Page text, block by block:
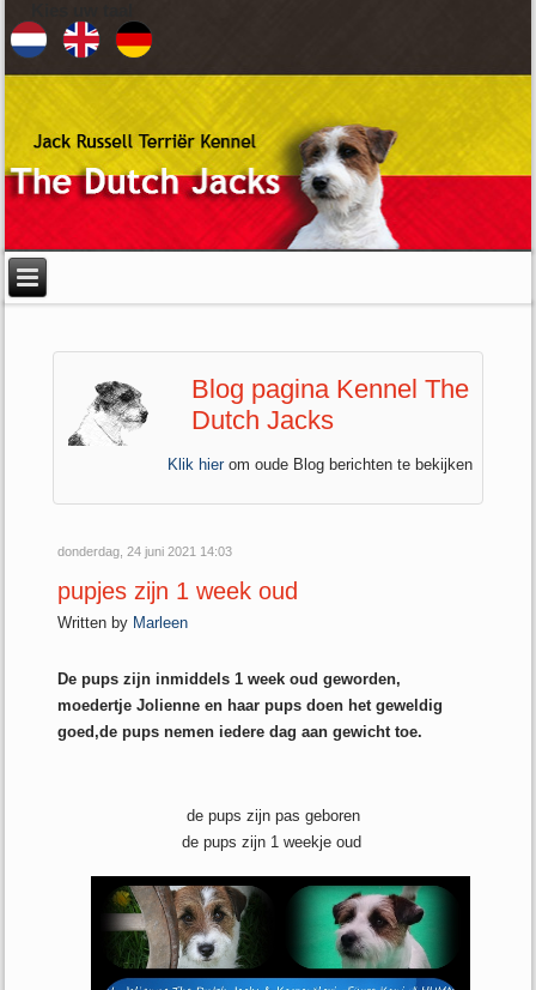
Blog pagina Kennel The
Dutch Jacks
Klik hierom oude Blog berichten te bekijken
donderdag, 24 juni 2021 14:03
pupjes zijn 1 week oud
Written by Marleen
De pups zijn inmiddels 1 week oud geworden,
moedertje Jolienne en haar pups doen het geweldig
goed,de pups nemen iedere dag aan gewicht toe.
de pups zijn pas geboren
de pups zijn 1 weekje oud